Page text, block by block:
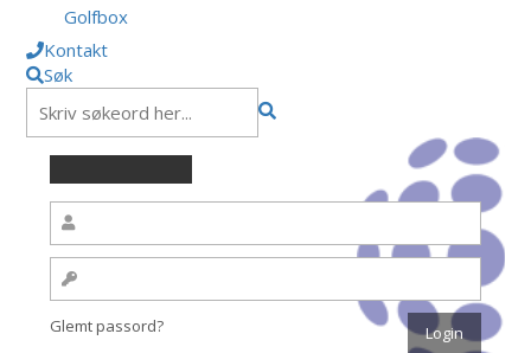
Golfbox
Kontakt
Søk
Glemt passord?